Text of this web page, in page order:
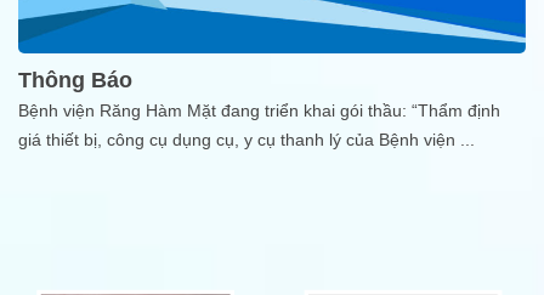
Thông Báo
Bệnh viện Răng Hàm Mặt đang triển khai gói thầu: “Thẩm định
giá thiết bị, công cụ dụng cụ, y cụ thanh lý của Bệnh viện ...